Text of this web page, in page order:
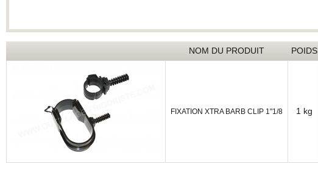
NOM DU PRODUIT POIDS
FIXATION XTRA BARB CLIP 1"1/8 1 kg